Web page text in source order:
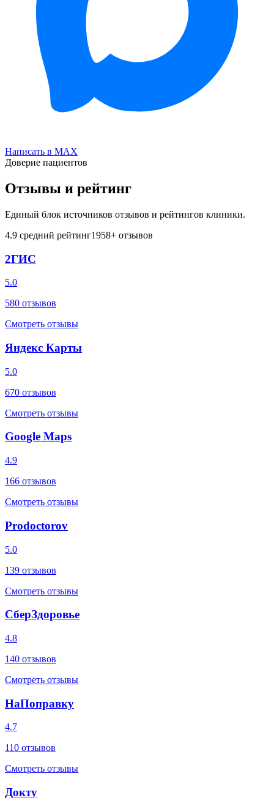
Написать в MAX
Доверие пациентов
Отзывы и рейтинг
Единый блок источников отзывов и рейтингов клиники.
4.9 средний рейтинг1958+ отзывов
2ГИС
5.0
580 отзывов
Смотреть отзывы
Яндекс Карты
5.0
670 отзывов
Смотреть отзывы
Google Maps
4.9
166 отзывов
Смотреть отзывы
Prodoctorov
5.0
139 отзывов
Смотреть отзывы
СберЗдоровье
4.8
140 отзывов
Смотреть отзывы
НаПоправку
4.7
110 отзывов
Смотреть отзывы
Докту